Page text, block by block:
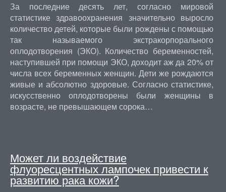
За последние десять лет, согласно мировой
статистике здравоохранения значительно выросло
количество детей, которые были рождены с помощью
так называемого экстракорпорального
оплодотворения (ЭКО). Количество беременностей,
наступившей при помощи ЭКО, доходит аж да 20% от
числа всех беременных женщин. Дети же рождаются
живые и абсолютно здоровые. Согласно статистике,
искусственно оплодотворены были женщины в
возрасте, не превышающем сорока…
Может ли воздействие
флуоресцентных лампочек привести к
развитию рака кожи?